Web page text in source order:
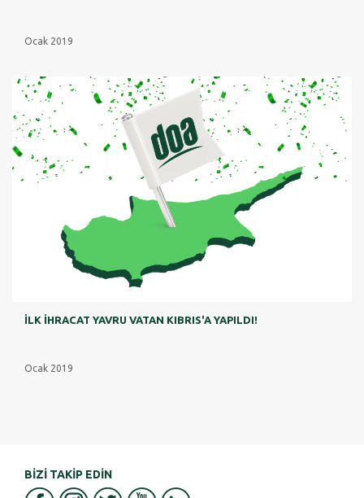
Ocak 2019
İLK İHRACAT YAVRU VATAN KIBRIS'A YAPILDI!
Ocak 2019
BİZİ TAKİP EDİN